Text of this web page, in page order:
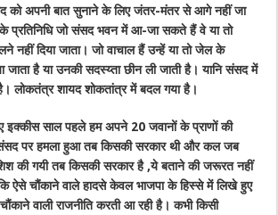
को अपनी बात सुनाने के लिए जंतर-मंतर से आगे नहीं जा
प्रतिनिधि जो संसद भवन में आ-जा सकते हैं वे या तो
नहीं दिया जाता। जो वाचाल हैं उन्हें या तो जेल के
जाता है या उनकी सदस्य्ता छीन ली जाती है। यानि संसद में
लोकतंत्र शायद शोकतांत्र में बदल गया है।
इक्कीस साल पहले हम अपने 20 जवानों के प्राणों की
पर हमला हुआ तब किसकी सरकार थी और कल जब
की गयी तब किसकी सरकार है ,ये बताने की जरूरत नहीं
ऐसे चौंकाने वाले हादसे केवल भाजपा के हिस्से में लिखे हुए
वाली राजनीति करती आ रही है। कभी किसी